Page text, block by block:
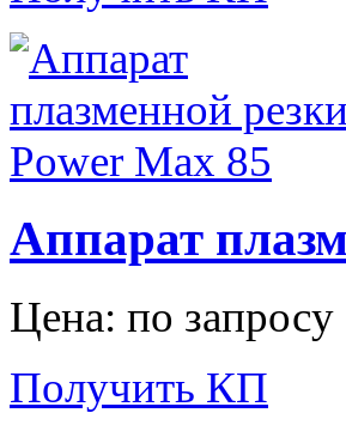
Аппарат
Цена: по запросу
Получить КП